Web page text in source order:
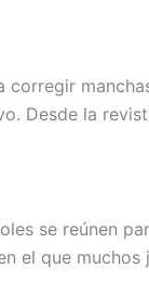
Desde la
se reúnen
el que muchos